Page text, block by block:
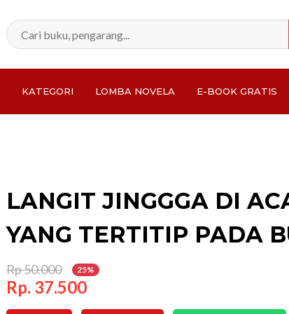
KATEGORI LOMBA NOVELA E-BOOK GRATIS
LANGIT JINGGGA DI
YANG TERTITIP PADA
Rp 50.000 25%
Rp. 37.500